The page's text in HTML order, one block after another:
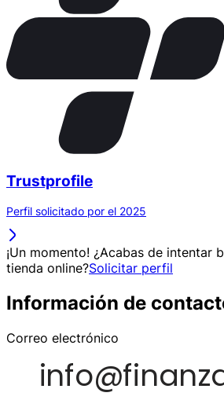
Trustprofile
Perfil solicitado por el 2025
¡Un momento! ¿Acabas de intentar
tienda online?Solicitar perfil
Información de
Correo electrónico